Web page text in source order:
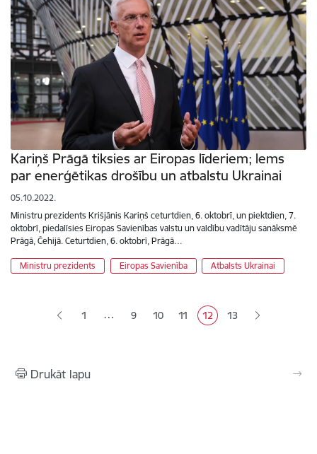
Kariņš Prāgā tiksies ar Eiropas līderiem; lems
par enerģētikas drošību un atbalstu Ukrainai
05.10.2022.
Ministru prezidents Krišjānis Kariņš ceturtdien, 6. oktobrī, un piektdien, 7.
oktobrī, piedalīsies Eiropas Savienības valstu un valdību vadītāju sanāksmē
Prāgā, Čehijā. Ceturtdien, 6. oktobrī, Prāgā…
Ministru prezidents Eiropas Savienība Atbalsts Ukrainai
1 … Lapa
9 Lapa
10 Lapa
11 Pašreizējā lapa
12 Lapa
13
Drukāt lapu